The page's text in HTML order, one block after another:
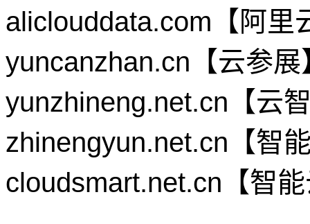
aliclouddata.com【阿里
yuncanzhan.cn【云参
yunzhineng.net.cn【云
zhinengyun.net.cn【智
cloudsmart.net.cn【智